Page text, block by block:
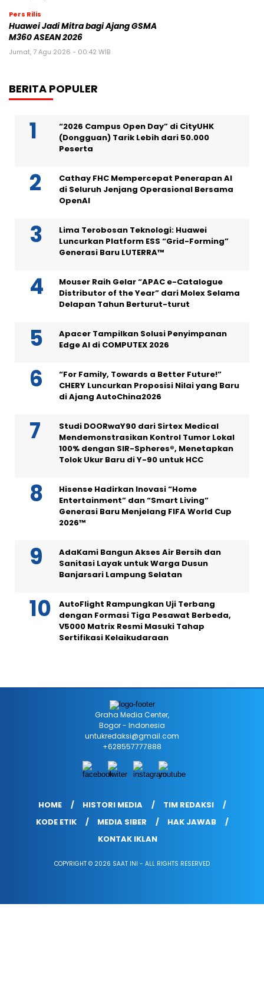
Pers Rilis
Huawei Jadi Mitra bagi Ajang GSMA
M360 ASEAN 2026
Jumat, 7 Agu 2026 - 00:42 WIB
BERITA POPULER
“2026 Campus Open Day” di CityUHK
(Dongguan) Tarik Lebih dari 50.000
Peserta
Cathay FHC Mempercepat Penerapan AI
di Seluruh Jenjang Operasional Bersama
OpenAI
Lima Terobosan Teknologi: Huawei
Luncurkan Platform ESS “Grid-Forming”
Generasi Baru LUTERRA™
Mouser Raih Gelar “APAC e-Catalogue
Distributor of the Year” dari Molex Selama
Delapan Tahun Berturut-turut
Apacer Tampilkan Solusi Penyimpanan
Edge AI di COMPUTEX 2026
“For Family, Towards a Better Future!”
CHERY Luncurkan Proposisi Nilai yang Baru
di Ajang AutoChina2026
Studi DOORwaY90 dari Sirtex Medical
Mendemonstrasikan Kontrol Tumor Lokal
100% dengan SIR-Spheres®, Menetapkan
Tolok Ukur Baru di Y-90 untuk HCC
Hisense Hadirkan Inovasi “Home
Entertainment” dan “Smart Living”
Generasi Baru Menjelang FIFA World Cup
2026™
AdaKami Bangun Akses Air Bersih dan
Sanitasi Layak untuk Warga Dusun
Banjarsari Lampung Selatan
AutoFlight Rampungkan Uji Terbang
dengan Formasi Tiga Pesawat Berbeda,
V5000 Matrix Resmi Masuki Tahap
Sertifikasi Kelaikudaraan
Graha Media Center,
Bogor - Indonesia
untukredaksi@gmail.com
+628557777888
HOME HISTORI MEDIA
TIM REDAKSI
KODE ETIK
MEDIA SIBER
HAK JAWAB
KONTAK IKLAN
COPYRIGHT © 2026 SAAT INI - ALL RIGHTS RESERVED